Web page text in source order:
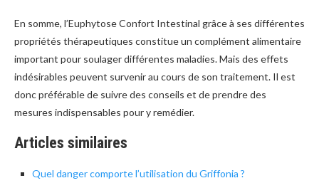
En somme, l’Euphytose Confort Intestinal grâce à ses différentes
propriétés thérapeutiques constitue un complément alimentaire
important pour soulager différentes maladies. Mais des effets
indésirables peuvent survenir au cours de son traitement. Il est
donc préférable de suivre des conseils et de prendre des
mesures indispensables pour y remédier.
Articles similaires
Quel danger comporte l’utilisation du Griffonia ?